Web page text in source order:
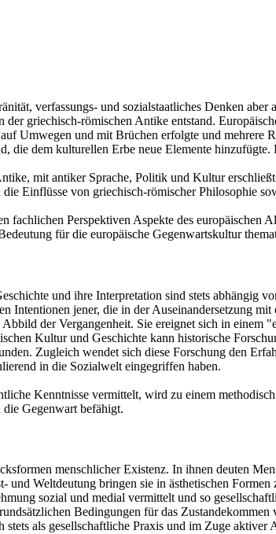
verfassungs- und sozialstaatliches Denken
griechisch-römischen Antike entstand.
Umwegen und mit Brüchen erfolgte und mehrere
die dem kulturellen Erbe neue Elemente
mit antiker Sprache, Politik und Kultur
Einflüsse von griechisch-römischer Philosophie
fachlichen Perspektiven Aspekte des
für die europäische Gegenwartskultur
und ihre Interpretation sind stets abhängig
Intentionen jener, die in der Auseinandersetzung
der Vergangenheit. Sie ereignet sich in
Kultur und Geschichte kann historische
Zugleich wendet sich diese Forschung den
in die Sozialwelt eingegriffen haben.
Kenntnisse vermittelt, wird zu einem
Gegenwart befähigt.
menschlicher Existenz. In ihnen deuten
und Weltdeutung bringen sie in ästhetischen
sozial und medial vermittelt und so
Bedingungen für das
als gesellschaftliche Praxis und im Zuge